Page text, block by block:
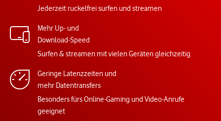
Jederzeit ruckelfrei surfen und streamen
Mehr Up- und
Download-Speed
Surfen & streamen mit vielen Geräten gleichzeitig
Geringe Latenzzeiten und
mehr Datentransfers
Besonders fürs Online-Gaming und Video-Anrufe
geeignet